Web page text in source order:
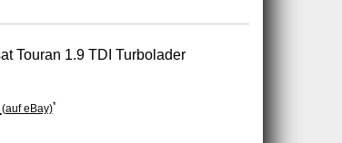
Touran 1.9 TDI Turbolader
(auf eBay)*